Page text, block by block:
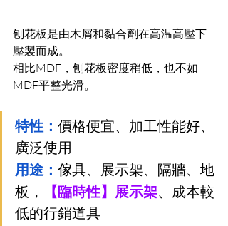
刨花板是由木屑和黏合劑在高温高壓下
壓製而成。
相比MDF，刨花板密度稍低，也不如
MDF平整光滑。
特性： 價格便宜、加工性能好、
廣泛使用
用途： 傢具、展示架、隔牆、地
板，
【臨時性】展示架、成本較
低的行銷道具